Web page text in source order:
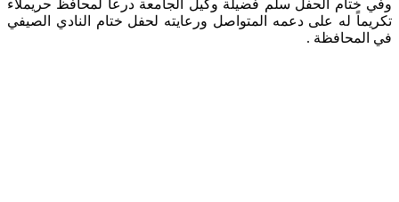
وفي ختام الحفل سلم فضيلة وكيل الجامعة درعاً لمحافظ حريملاء
تكريماً له على دعمه المتواصل ورعايته لحفل ختام النادي الصيفي
في المحافظة .